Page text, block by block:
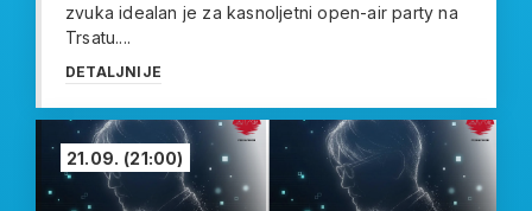
zvuka idealan je za kasnoljetni open-air party na
Trsatu....
DETALJNIJE
21.09. (21:00)